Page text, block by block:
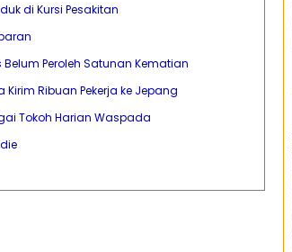
di Kursi Pesakitan
Peroleh Satunan Kematian
Ribuan Pekerja ke Jepang
Tokoh Harian Waspada